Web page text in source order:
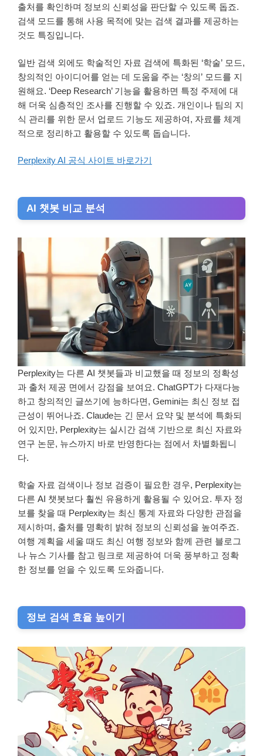
출처를 확인하며 정보의 신뢰성을 판단할 수 있도록 돕죠.
검색 모드를 통해 사용 목적에 맞는 검색 결과를 제공하는
것도 특징입니다.
일반 검색 외에도 학술적인 자료 검색에 특화된 ‘학술’ 모드,
창의적인 아이디어를 얻는 데 도움을 주는 ‘창의’ 모드를 지
원해요. ‘Deep Research’ 기능을 활용하면 특정 주제에 대
해 더욱 심층적인 조사를 진행할 수 있죠. 개인이나 팀의 지
식 관리를 위한 문서 업로드 기능도 제공하여, 자료를 체계
적으로 정리하고 활용할 수 있도록 돕습니다.
Perplexity AI 공식 사이트 바로가기
AI 챗봇 비교 분석
Perplexity는 다른 AI 챗봇들과 비교했을 때 정보의 정확성
과 출처 제공 면에서 강점을 보여요. ChatGPT가 다재다능
하고 창의적인 글쓰기에 능하다면, Gemini는 최신 정보 접
근성이 뛰어나죠. Claude는 긴 문서 요약 및 분석에 특화되
어 있지만, Perplexity는 실시간 검색 기반으로 최신 자료와
연구 논문, 뉴스까지 바로 반영한다는 점에서 차별화됩니
다.
학술 자료 검색이나 정보 검증이 필요한 경우, Perplexity는
다른 AI 챗봇보다 훨씬 유용하게 활용될 수 있어요. 투자 정
보를 찾을 때 Perplexity는 최신 통계 자료와 다양한 관점을
제시하며, 출처를 명확히 밝혀 정보의 신뢰성을 높여주죠.
여행 계획을 세울 때도 최신 여행 정보와 함께 관련 블로그
나 뉴스 기사를 참고 링크로 제공하여 더욱 풍부하고 정확
한 정보를 얻을 수 있도록 도와줍니다.
정보 검색 효율 높이기